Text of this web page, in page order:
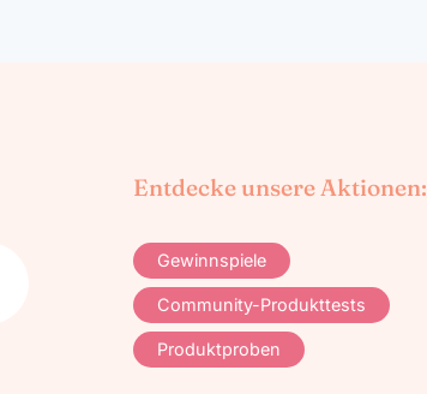
Entdecke unsere Aktionen:
Gewinnspiele
Community-Produkttests
Produktproben